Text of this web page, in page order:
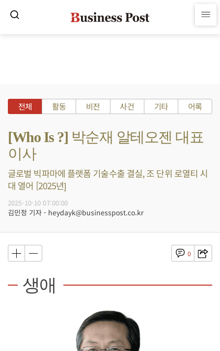
전체 활동 비전 사건 기타 어록
[Who Is ?] 박순재 알테오젠 대표
이사
글로벌 빅파마에 플랫폼 기술수출 결실, 조 단위 로열티 시
대 열어 [2025년]
2025-10-10 07:00:00
김민정 기자 - heydayk@businesspost.co.kr
0
생애